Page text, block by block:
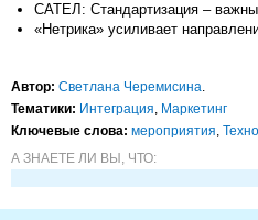
САТЕЛ: Стандартизация –
«Нетрика» усиливает
Автор: Светлана Черемисина.
Тематики: Интеграция, Маркетинг
Ключевые слова: мероприятия,
А ЗНАЕТЕ ЛИ ВЫ, ЧТО: